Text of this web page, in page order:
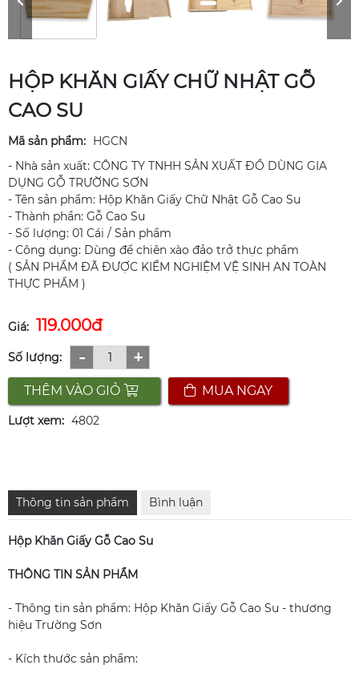
HỘP KHĂN GIẤY CHỮ NHẬT GỖ
CAO SU
Mã sản phẩm: HGCN
- Nhà sản xuất: CÔNG TY TNHH SẢN XUẤT ĐỒ DÙNG GIA
DỤNG GỖ TRƯỜNG SƠN
- Tên sản phẩm: Hộp Khăn Giấy Chữ Nhật Gỗ Cao Su
- Thành phần: Gỗ Cao Su
- Số lượng: 01 Cái / Sản phẩm
- Công dụng: Dùng để chiên xào đảo trở thực phẩm
( SẢN PHẨM ĐÃ ĐƯỢC KIỂM NGHIỆM VỆ SINH AN TOÀN
THỰC PHẨM )
Giá: 119.000đ
Số lượng: - +
THÊM VÀO GIỎ MUA NGAY
Lượt xem: 4802
Thông tin sản phẩm Bình luận
Hộp Khăn Giấy Gỗ Cao Su
THÔNG TIN SẢN PHẨM
- Thông tin sản phẩm: Hộp Khăn Giấy Gỗ Cao Su - thương
hiệu Trường Sơn
- Kích thước sản phẩm: